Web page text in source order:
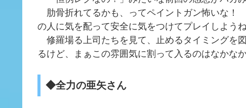
肋骨折れてるかも、ってペイントガン怖いな
の人に気を配って安全に気をつけてプレイしようね
修羅場る上司たちを見て、止めるタイミングを
るけど、まぁこの雰囲気に割って入るのはなか
◆全力の亜矢さん